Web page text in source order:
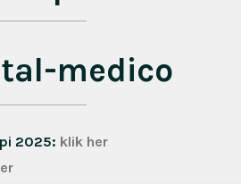
medico
2025: klik her